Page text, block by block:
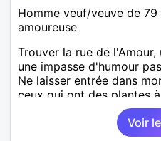
Homme veuf/veuve de
amoureuse
Trouver la rue de
une impasse d'humour
Ne laisser entrée dans
ceux qui ont des plantes
Voir